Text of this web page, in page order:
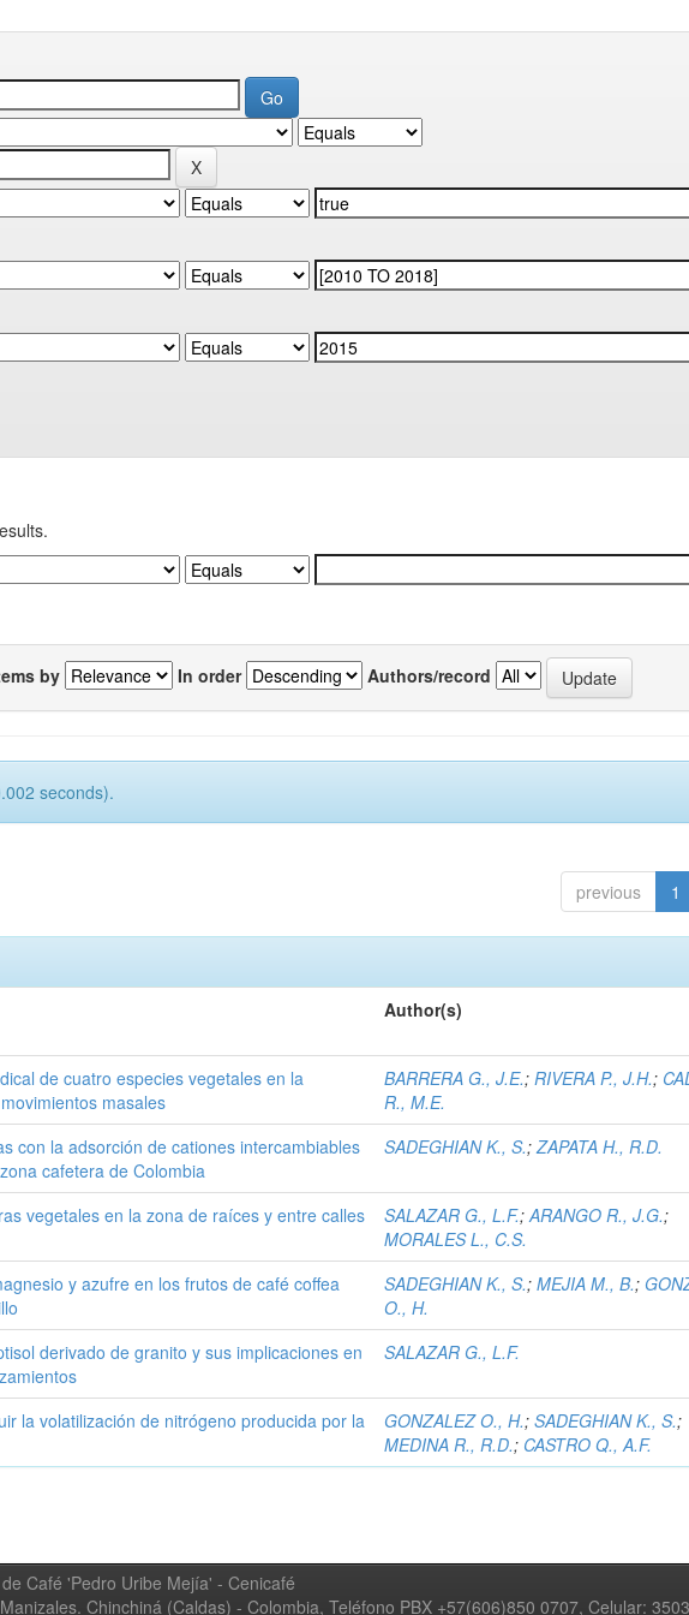
by In order Authors/record
seconds).
previous 1
Author(s)
de cuatro especies vegetales en la
masales
BARRERA G., J.E.;RIVERA P., J.H.;
R., M.E.
con la adsorción de cationes intercambiables
cafetera de Colombia
SADEGHIAN K., S.;ZAPATA H., R.D.
vegetales en la zona de raíces y entre calles
SALAZAR G., L.F.;ARANGO R., J.G.;
MORALES L., C.S.
y azufre en los frutos de café coffea
SADEGHIAN K., S.;MEJIA M., B.;
O., H.
derivado de granito y sus implicaciones en
SALAZAR G., L.F.
la volatilización de nitrógeno producida por la
GONZALEZ O., H.;SADEGHIAN K., S.;
MEDINA R., R.D.; CASTRO Q., A.F.
Café 'Pedro Uribe Mejía' - Cenicafé
Chinchiná (Caldas) - Colombia, Teléfono PBX +57(606)850 0707, Celular: